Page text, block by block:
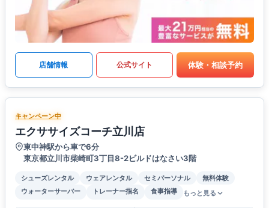
店舗情報 公式サイト 体験・相談予約
キャンペーン中
エクササイズコーチ立川店
東中神駅から車で6分
東京都立川市柴崎町3丁目8-2ビルドはなさい3階
シューズレンタル ウェアレンタル セミパーソナル
無料体験
ウォーターサーバー
トレーナー指名 食事指導 もっと見る